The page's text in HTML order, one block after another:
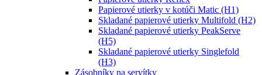
Papierové utierky v kotúči Matic (H1)
Skladané papierové utierky Multifold (H2)
Skladané papierové utierky PeakServe
(H5)
Skladané papierové utierky Singlefold
(H3)
Zásobníky na servítky